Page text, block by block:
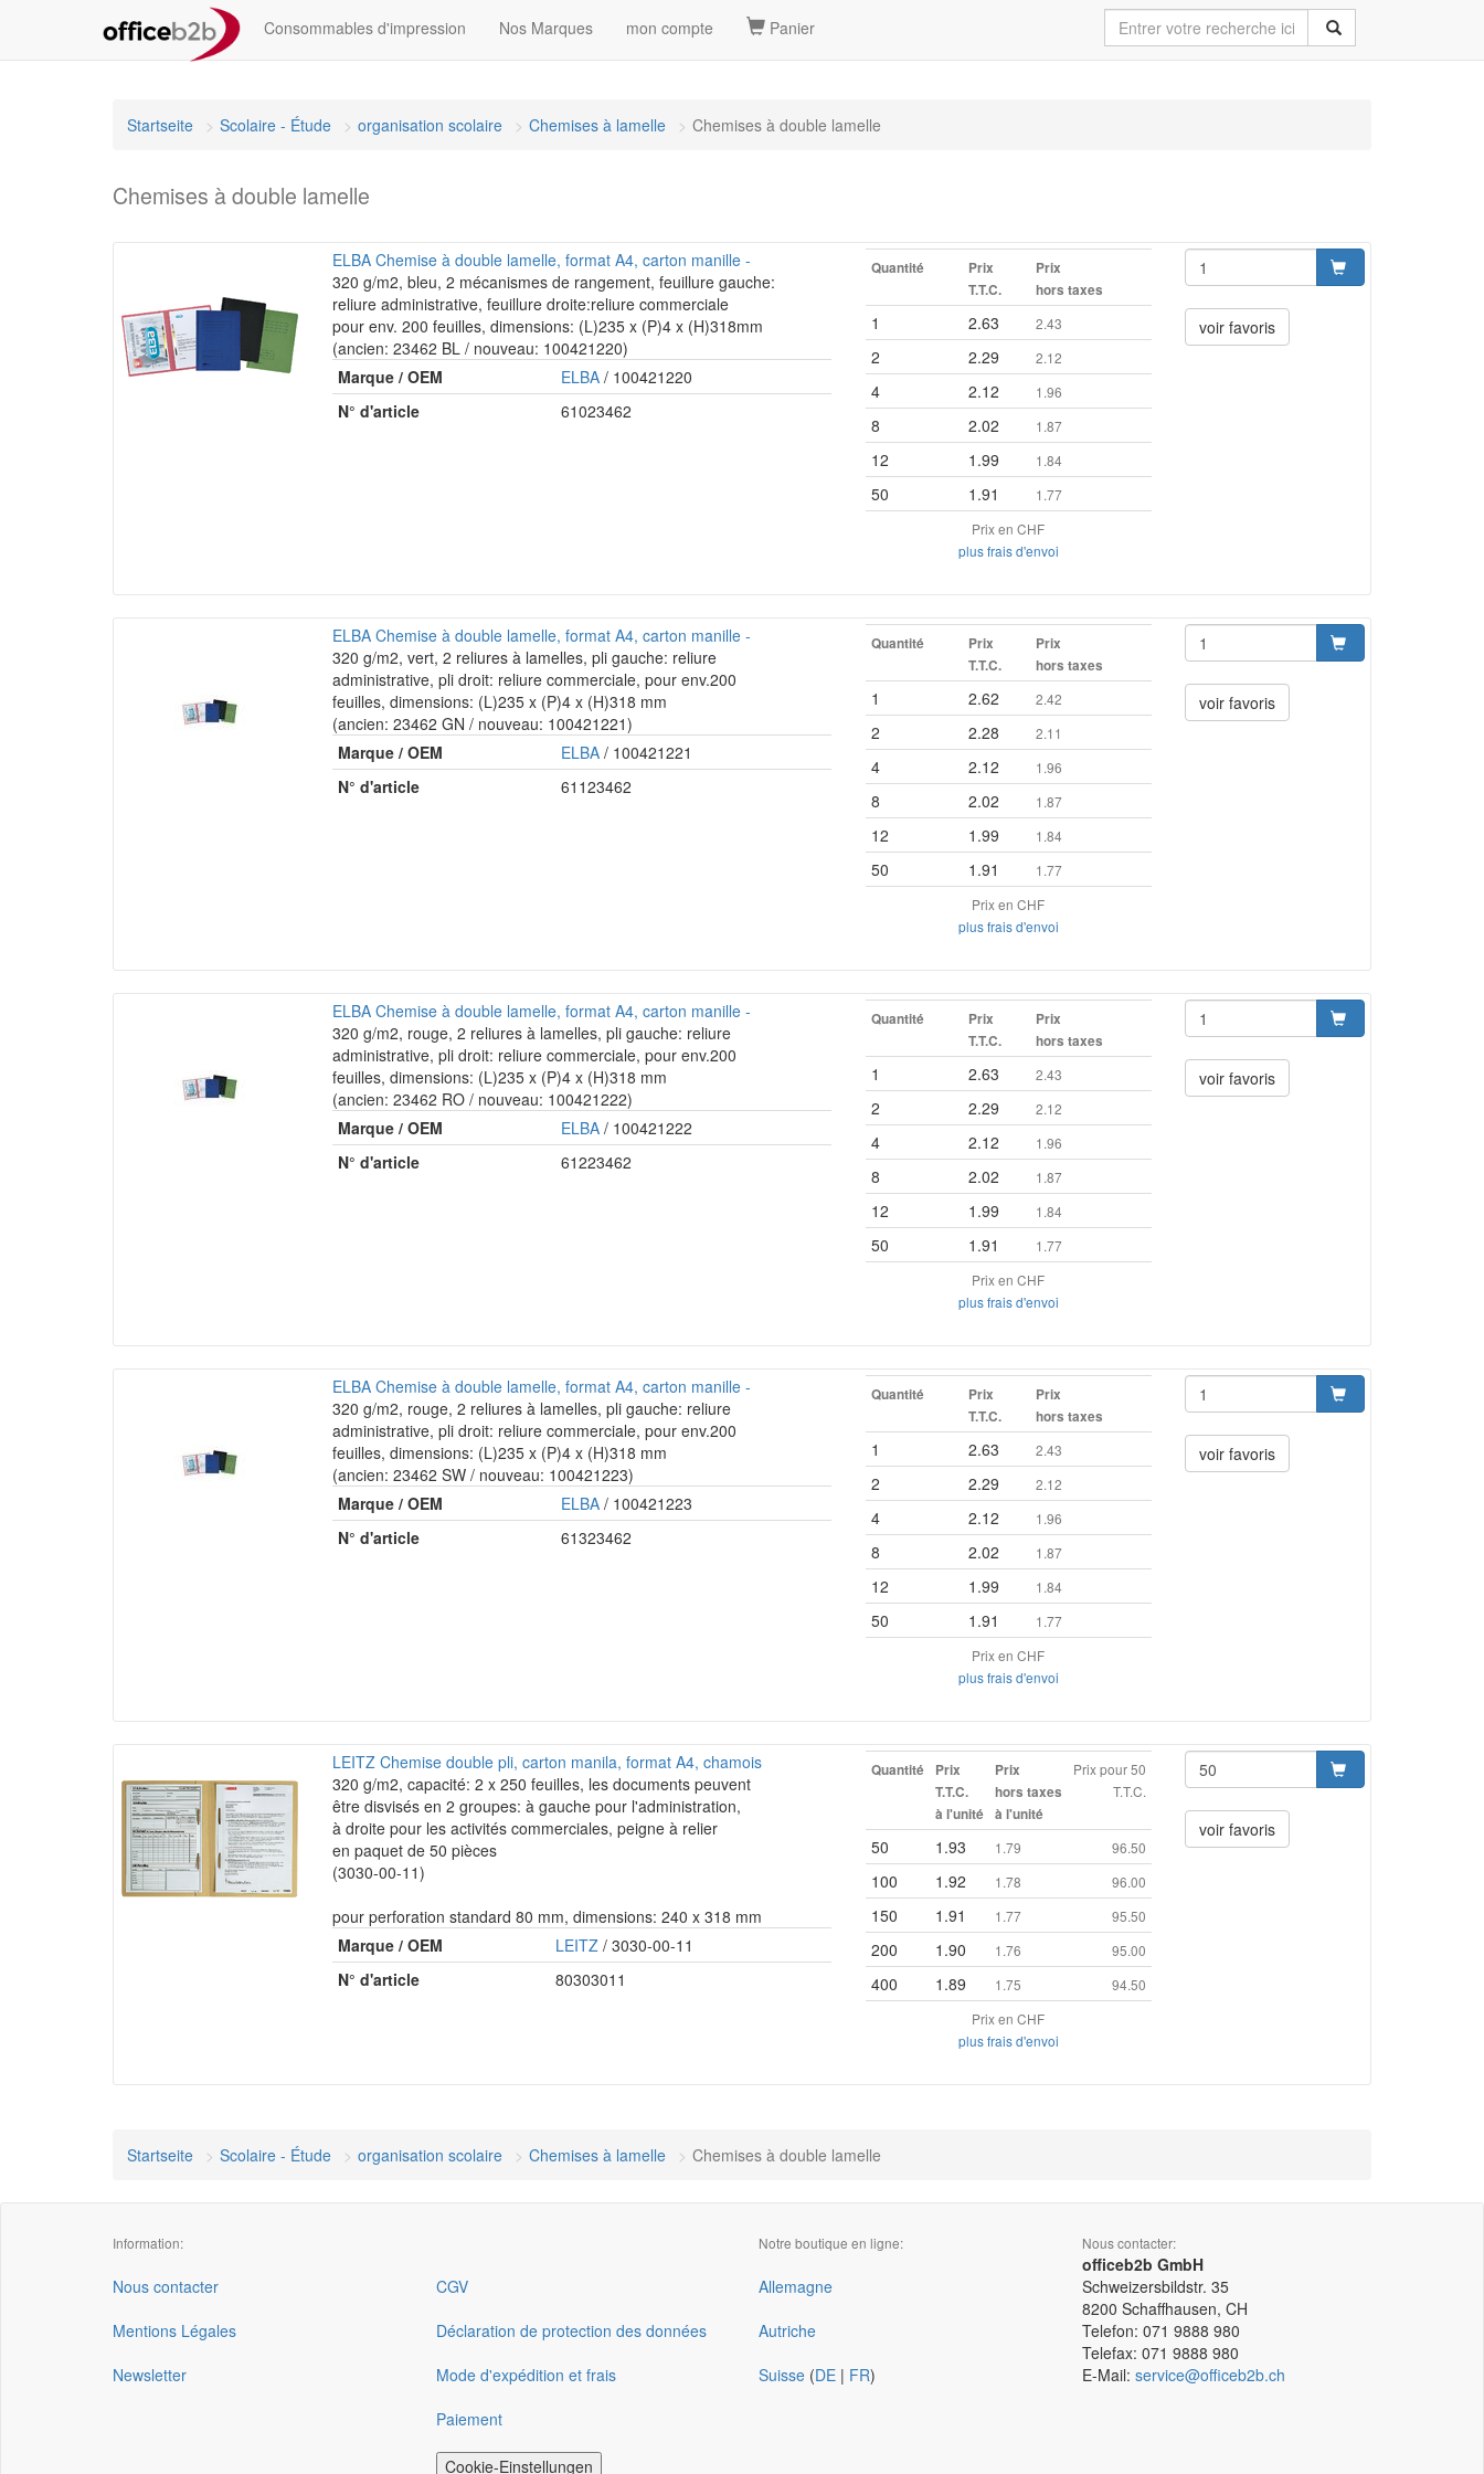
Consommables d'impression Nos Marques mon compte Panier
Startseite Scolaire - Étude organisation scolaire Chemises à lamelle Chemises à double lamelle
Chemises à double lamelle
ELBA Chemise à double lamelle, format A4, carton manille -
320 g/m2, bleu, 2 mécanismes de rangement, feuillure gauche:
reliure administrative, feuillure droite:reliure commerciale
pour env. 200 feuilles, dimensions: (L)235 x (P)4 x (H)318mm
(ancien: 23462 BL / nouveau: 100421220)
Marque / OEM
ELBA / 100421220
N° d'article
61023462
Quantité
Prix
T.T.C.
Prix
hors taxes
1 2.63 2.43
2 2.29 2.12
4 2.12 1.96
8 2.02 1.87
12 1.99 1.84
50 1.91
1.77
Prix en CHF
plus frais d'envoi
voir favoris
ELBA Chemise à double lamelle, format A4, carton manille -
320 g/m2, vert, 2 reliures à lamelles, pli gauche: reliure
administrative, pli droit: reliure commerciale, pour env.200
feuilles, dimensions: (L)235 x (P)4 x (H)318 mm
(ancien: 23462 GN / nouveau: 100421221)
Marque / OEM
ELBA / 100421221
N° d'article
61123462
Quantité
Prix
T.T.C.
Prix
hors taxes
1 2.62 2.42
2 2.28 2.11
4 2.12 1.96
8 2.02 1.87
12 1.99 1.84
50 1.91
1.77
Prix en CHF
plus frais d'envoi
voir favoris
ELBA Chemise à double lamelle, format A4, carton manille -
320 g/m2, rouge, 2 reliures à lamelles, pli gauche: reliure
administrative, pli droit: reliure commerciale, pour env.200
feuilles, dimensions: (L)235 x (P)4 x (H)318 mm
(ancien: 23462 RO / nouveau: 100421222)
Marque / OEM
ELBA / 100421222
N° d'article
61223462
Quantité
Prix
T.T.C.
Prix
hors taxes
1 2.63 2.43
2 2.29 2.12
4 2.12 1.96
8 2.02 1.87
12 1.99 1.84
50 1.91
1.77
Prix en CHF
plus frais d'envoi
voir favoris
ELBA Chemise à double lamelle, format A4, carton manille -
320 g/m2, rouge, 2 reliures à lamelles, pli gauche: reliure
administrative, pli droit: reliure commerciale, pour env.200
feuilles, dimensions: (L)235 x (P)4 x (H)318 mm
(ancien: 23462 SW / nouveau: 100421223)
Marque / OEM
ELBA / 100421223
N° d'article
61323462
Quantité
Prix
T.T.C.
Prix
hors taxes
1 2.63 2.43
2 2.29 2.12
4 2.12 1.96
8 2.02 1.87
12 1.99 1.84
50 1.91
1.77
Prix en CHF
plus frais d'envoi
voir favoris
LEITZ Chemise double pli, carton manila, format A4, chamois
320 g/m2, capacité: 2 x 250 feuilles, les documents peuvent
être disvisés en 2 groupes: à gauche pour l'administration,
à droite pour les activités commerciales, peigne à relier
en paquet de 50 pièces
(3030-00-11)
pour perforation standard 80 mm, dimensions: 240 x 318 mm
Marque / OEM
LEITZ / 3030-00-11
N° d'article
80303011
Quantité
Prix
T.T.C.
à l'unité
Prix
hors taxes
à l'unité
Prix pour 50
T.T.C.
50 1.93 1.79 96.50
100 1.92 1.78 96.00
150 1.91 1.77 95.50
200 1.90 1.76 95.00
400 1.89 1.75
94.50
Prix en CHF
plus frais d'envoi
voir favoris
Startseite Scolaire - Étude organisation scolaire Chemises à lamelle Chemises à double lamelle
Information:
Nous contacter
Mentions Légales
Newsletter
CGV
Déclaration de protection des données
Mode d'expédition et frais
Paiement
Cookie-Einstellungen
Notre boutique en ligne:
Allemagne
Autriche
Suisse (DE | FR)
Nous contacter:
officeb2b GmbH
Schweizersbildstr. 35
8200 Schaffhausen, CH
Telefon: 071 9888 980
Telefax: 071 9888 980
E-Mail: service@officeb2b.ch